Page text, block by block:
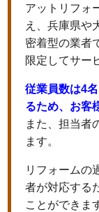
アットリフォ
え、兵庫県や
密着型の業者
限定してサー
従業員数は4
るため、お客
また、担当者
ます。
リフォームの
者が対応する
ことができま